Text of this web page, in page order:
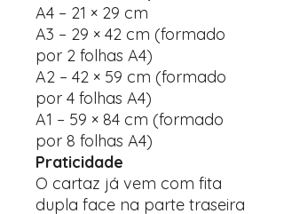
A4 – 21 × 29 cm
A3 – 29 × 42 cm (formado
por 2 folhas A4)
A2 – 42 × 59 cm (formado
por 4 folhas A4)
A1 – 59 × 84 cm (formado
por 8 folhas A4)
Praticidade
O cartaz já vem com fita
dupla face na parte traseira